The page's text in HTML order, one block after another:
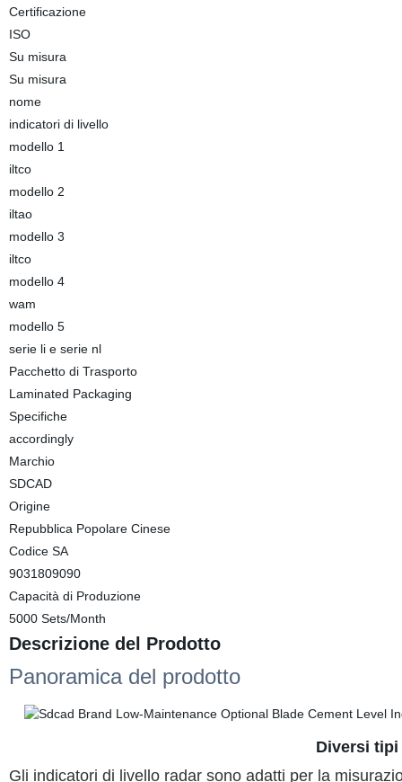
Certificazione
ISO
Su misura
Su misura
nome
indicatori di livello
modello 1
iltco
modello 2
iltao
modello 3
iltco
modello 4
wam
modello 5
serie li e serie nl
Pacchetto di Trasporto
Laminated Packaging
Specifiche
accordingly
Marchio
SDCAD
Origine
Repubblica Popolare Cinese
Codice SA
9031809090
Capacità di Produzione
5000 Sets/Month
Descrizione del Prodotto
Panoramica del prodotto
Diversi
Gli indicatori di livello radar sono adatti per la